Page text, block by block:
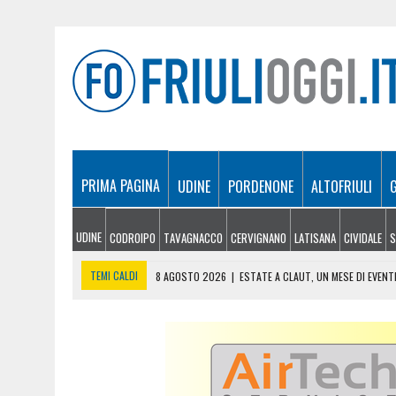
PRIMA PAGINA UDINE PORDENONE ALTOFRIULI
UDINE CODROIPO TAVAGNACCO CERVIGNANO LATISANA CIVIDALE
TEMI CALDI 8 AGOSTO 2026 | ESTATE A CLAUT, UN MESE DI
8 AGOSTO 2026 | ULTRALEGGERO PRECIPITA A
CARO ENERGIA, NUOVA STANGATA SULLE